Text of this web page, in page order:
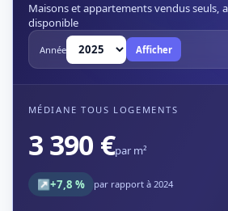
Maisons et appartements vendus seuls,
disponible
Année Afficher
MÉDIANE TOUS LOGEMENTS
3 390 €par m²
↗+7,8 % par rapport à 2024